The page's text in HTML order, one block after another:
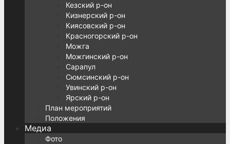
Кезский р-он
Кизнерский р-он
Киясовский р-он
Красногорский р-он
Можга
Можгинский р-он
Сарапул
Сюмсинский р-он
Увинский р-он
Ярский р-он
План мероприятий
Положения
Медиа
Фото